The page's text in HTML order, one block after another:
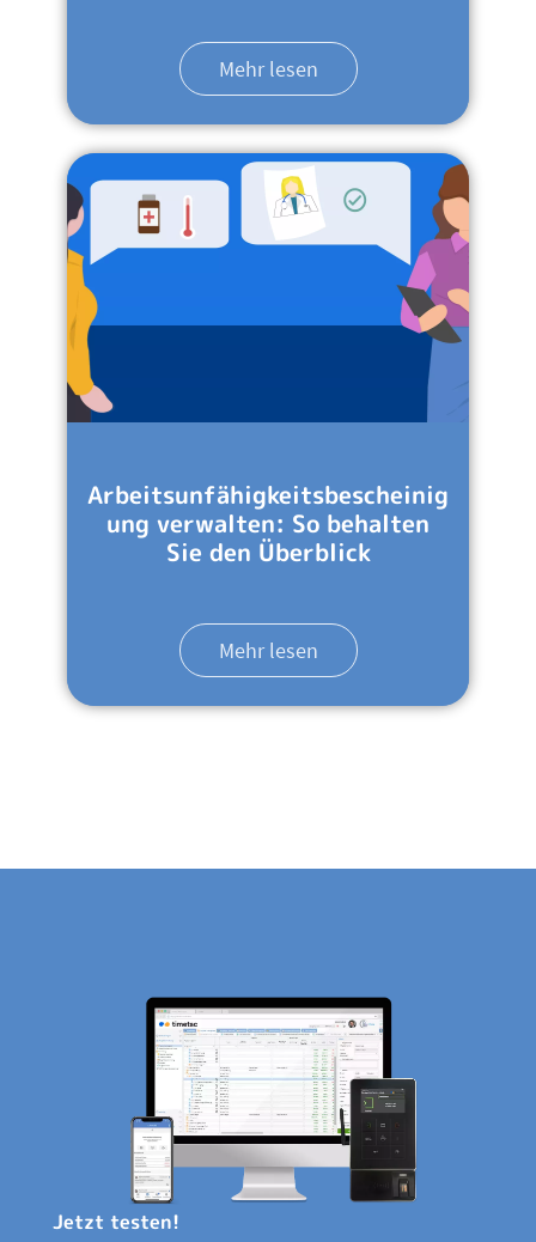
Mehr lesen
Arbeitsunfähigkeitsbescheinig
ung verwalten: So behalten
Sie den Überblick
Mehr lesen
Jetzt testen!